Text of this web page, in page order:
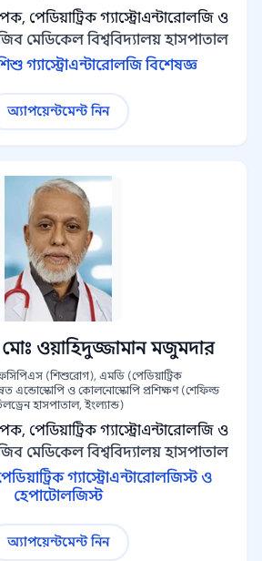
পেডিয়াট্রিক গ্যাস্ট্রোএন্টারোলজি ও
মেডিকেল বিশ্ববিদ্যালয় হাসপাতাল
গ্যাস্ট্রোএন্টারোলজি বিশেষজ্ঞ
অ্যাপয়েন্টমেন্ট নিন
ওয়াহিদুজ্জামান মজুমদার
(শিশুরোগ), এমডি (পেডিয়াট্রিক
এন্ডোস্কোপি ও কোলনোস্কোপি প্রশিক্ষণ (শেফিল্ড
হাসপাতাল, ইংল্যান্ড)
পেডিয়াট্রিক গ্যাস্ট্রোএন্টারোলজি ও
মেডিকেল বিশ্ববিদ্যালয় হাসপাতাল
গ্যাস্ট্রোএন্টারোলজিস্ট ও
হেপাটোলজিস্ট
অ্যাপয়েন্টমেন্ট নিন